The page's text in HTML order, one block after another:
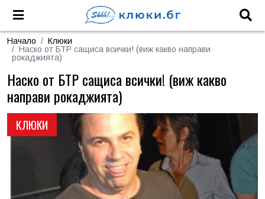
Начало
Клюки
Наско от БТР сащиса всички! (виж какво направи
рокаджията)
КЛЮКИ
Наско от БТР сащиса всички! (виж какво
направи рокаджията)